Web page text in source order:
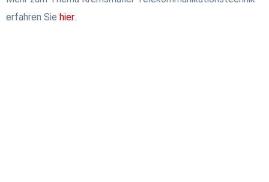
erfahren Sie hier.